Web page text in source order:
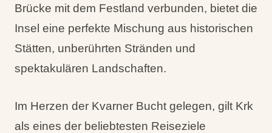
Brücke mit dem Festland verbunden, bietet die
Insel eine perfekte Mischung aus historischen
Stätten, unberührten Stränden und
spektakulären Landschaften.
Im Herzen der Kvarner Bucht gelegen, gilt Krk
als eines der beliebtesten Reiseziele